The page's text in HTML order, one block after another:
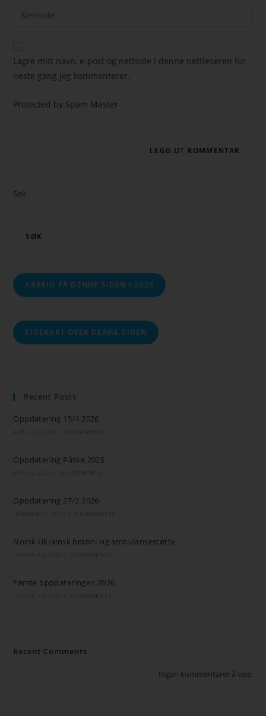
Lagre mitt navn, e-post og nettside i denne nettleseren for
neste gang jeg kommenterer.
Protected by Spam Master
Søk
SØK
ARBEID PÅ DENNE SIDEN I 2026
SIDEKART OVER DENNE SIDEN
Recent Posts
Oppdatering 15/4 2026
Oppdatering Påske 2026
Oppdatering 27/2 2026
Norsk Ukrainsk brann- og ambulansestøtte
Første oppdateringen 2026
Recent Comments
Ingen kommentarer å vise.